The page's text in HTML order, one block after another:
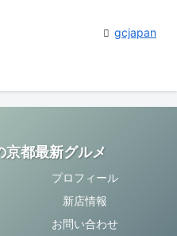
gcjapan
京都最新グルメ
プロフィール
新店情報
お問い合わせ